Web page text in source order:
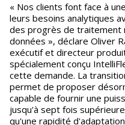
« Nos clients font face à
leurs besoins analytiques
des progrès de traitement
données », déclare Oliver
exécutif et directeur
spécialement conçu
cette demande. La
permet de proposer
capable de fournir une
jusqu'à sept fois
qu'une rapidité